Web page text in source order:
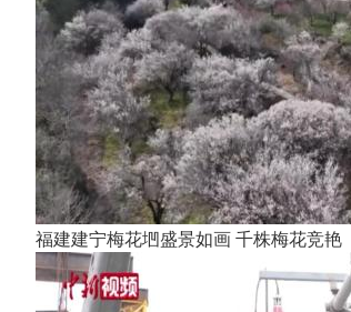
福建建宁梅花垇盛景如画 千株梅花竞艳